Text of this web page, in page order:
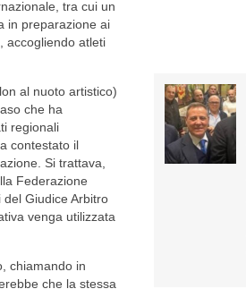
tra cui un
in preparazione ai
accogliendo atleti
al nuoto artistico)
che ha
regionali
contestato il
Si trattava,
Federazione
Giudice Arbitro
venga utilizzata
chiamando in
che la stessa